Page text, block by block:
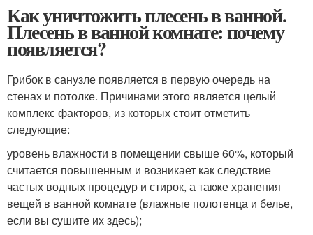
Как уничтожить плесень в ванной.
Плесень в ванной комнате: почему
появляется?
Грибок в санузле появляется в первую очередь на
стенах и потолке. Причинами этого является целый
комплекс факторов, из которых стоит отметить
следующие:
уровень влажности в помещении свыше 60%, который
считается повышенным и возникает как следствие
частых водных процедур и стирок, а также хранения
вещей в ванной комнате (влажные полотенца и белье,
если вы сушите их здесь);